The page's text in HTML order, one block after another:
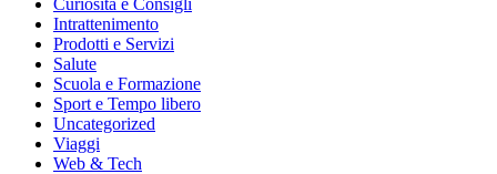
Curiosità e Consigli
Intrattenimento
Prodotti e Servizi
Salute
Scuola e Formazione
Sport e Tempo libero
Uncategorized
Viaggi
Web & Tech